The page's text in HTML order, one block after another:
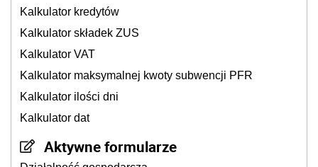
Kalkulator kredytów
Kalkulator składek ZUS
Kalkulator VAT
Kalkulator maksymalnej kwoty subwencji PFR
Kalkulator ilości dni
Kalkulator dat
Aktywne formularze